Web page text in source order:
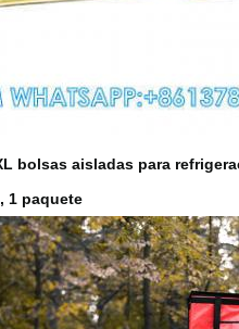
bolsas aisladas para
1 paquete